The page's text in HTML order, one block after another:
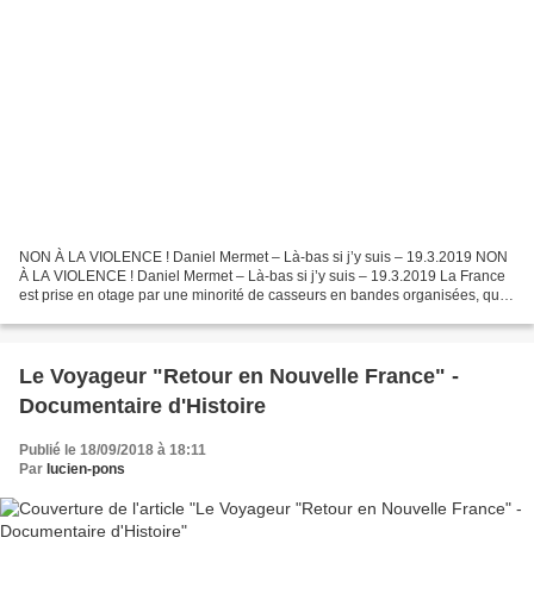
NON À LA VIOLENCE ! Daniel Mermet – Là-bas si j’y suis – 19.3.2019 NON
À LA VIOLENCE ! Daniel Mermet – Là-bas si j’y suis – 19.3.2019 La France
est prise en otage par une minorité de casseurs en bandes organisées, qui
Le Voyageur "Retour en Nouvelle France" -
Documentaire d'Histoire
Publié le 18/09/2018 à 18:11
Par lucien-pons